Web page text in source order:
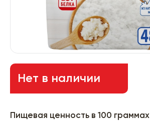
Нет в наличии
Пищевая ценность в 100 граммах